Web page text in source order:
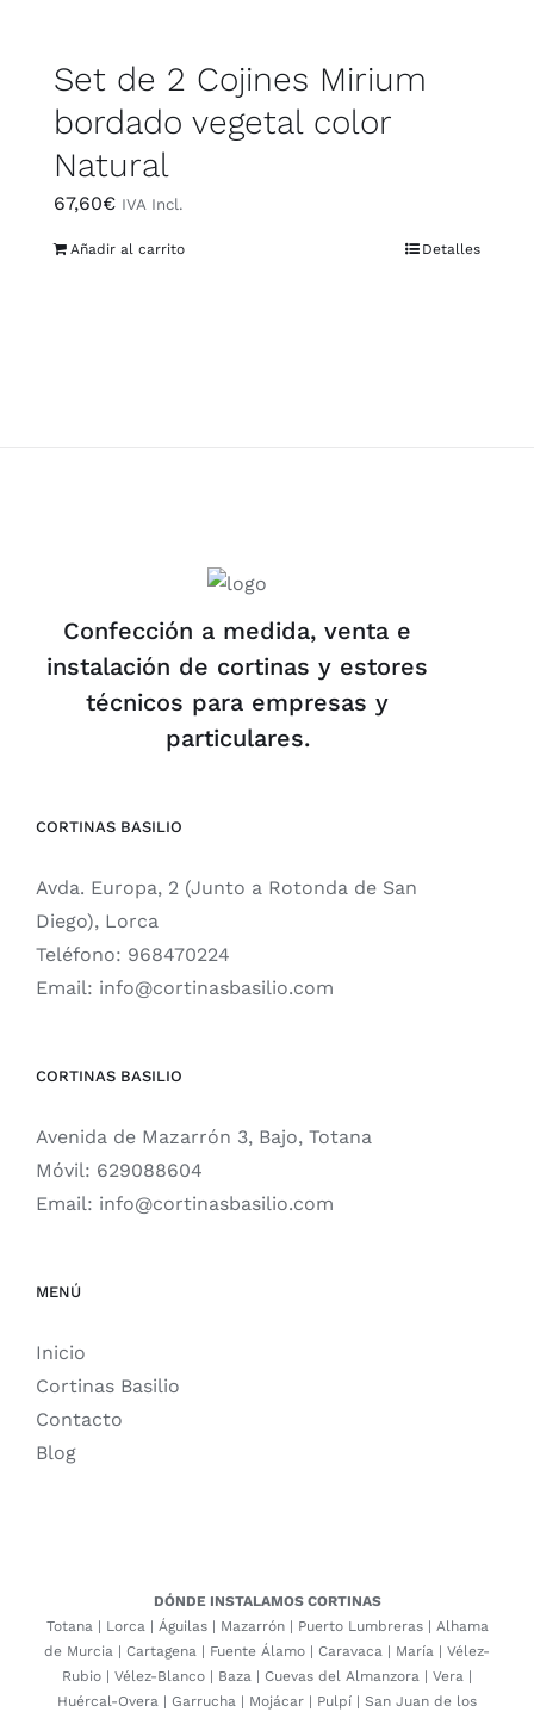
Set de 2 Cojines Mirium
bordado vegetal color
Natural
67,60€ IVA Incl.
Añadir al carrito Detalles
Confección a medida, venta e
instalación de cortinas y estores
técnicos para empresas y
particulares.
CORTINAS BASILIO
Avda. Europa, 2 (Junto a Rotonda de San
Diego), Lorca
Teléfono: 968470224
Email: info@cortinasbasilio.com
CORTINAS BASILIO
Avenida de Mazarrón 3, Bajo, Totana
Móvil: 629088604
Email: info@cortinasbasilio.com
MENÚ
Inicio
Cortinas Basilio
Contacto
Blog
DÓNDE INSTALAMOS CORTINAS
Totana| Lorca| Águilas| Mazarrón| Puerto Lumbreras| Alhama
de Murcia | Cartagena | Fuente Álamo | Caravaca | María | Vélez-
Rubio | Vélez-Blanco | Baza | Cuevas del Almanzora | Vera |
Huércal-Overa | Garrucha | Mojácar | Pulpí | San Juan de los